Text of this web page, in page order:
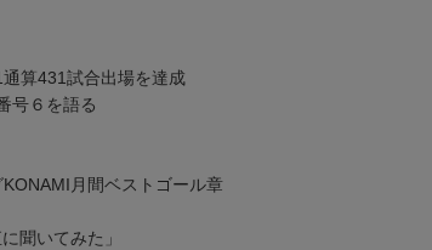
算431試合出場を達成
号６を語る
月間ベストゴール章
聞いてみた」